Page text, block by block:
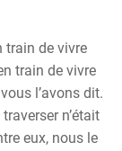
train de vivre
train de vivre
l’avons dit.
n’était
eux, nous le